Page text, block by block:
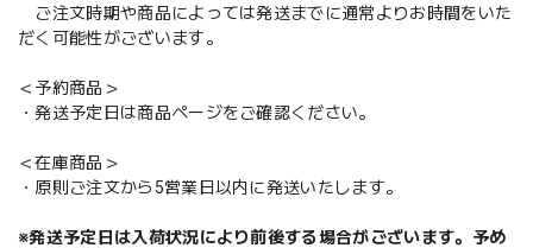
ご注文時期や商品によっては発送までに通常よりお時間をいた
だく可能性がございます。
＜予約商品＞
・発送予定日は商品ページをご確認ください。
＜在庫商品＞
・原則ご注文から5営業日以内に発送いたします。
※発送予定日は入荷状況により前後する場合がございます。予め